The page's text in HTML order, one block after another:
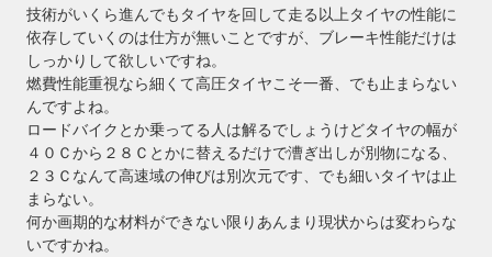
技術がいくら進んでもタイヤを回して走る以上タイヤの性能に
依存していくのは仕方が無いことですが、ブレーキ性能だけは
しっかりして欲しいですね。
燃費性能重視なら細くて高圧タイヤこそ一番、でも止まらない
んですよね。
ロードバイクとか乗ってる人は解るでしょうけどタイヤの幅が
４０Ｃから２８Ｃとかに替えるだけで漕ぎ出しが別物になる、
２３Ｃなんて高速域の伸びは別次元です、でも細いタイヤは止
まらない。
何か画期的な材料ができない限りあんまり現状からは変わらな
いですかね。